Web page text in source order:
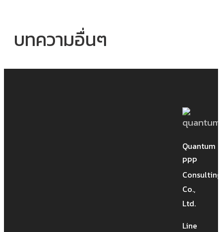
บทความอื่นๆ
Quantum
PPP
Consulting
Co.,
Ltd.
Line